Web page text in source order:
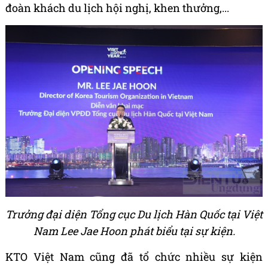
đoàn khách du lịch hội nghị, khen thưởng,...
Trưởng đại diện Tổng cục Du lịch Hàn Quốc tại Việt
Nam Lee Jae Hoon phát biểu tại sự kiện.
KTO Việt Nam cũng đã tổ chức nhiều sự kiện